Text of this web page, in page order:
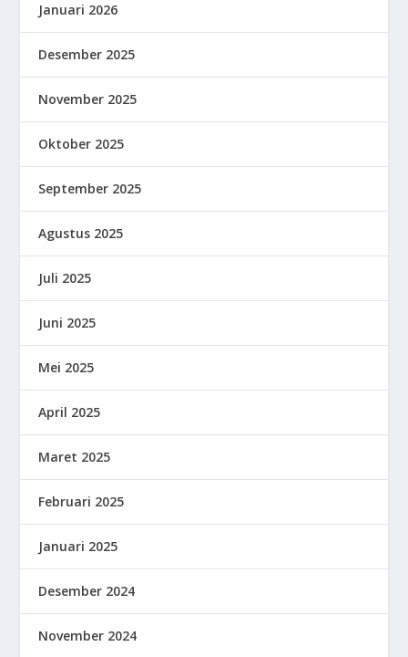
Januari 2026
Desember 2025
November 2025
Oktober 2025
September 2025
Agustus 2025
Juli 2025
Juni 2025
Mei 2025
April 2025
Maret 2025
Februari 2025
Januari 2025
Desember 2024
November 2024